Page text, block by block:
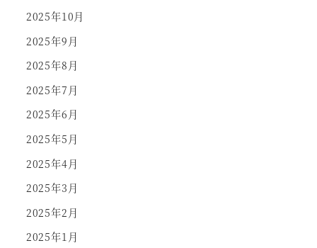
2025年10月
2025年9月
2025年8月
2025年7月
2025年6月
2025年5月
2025年4月
2025年3月
2025年2月
2025年1月